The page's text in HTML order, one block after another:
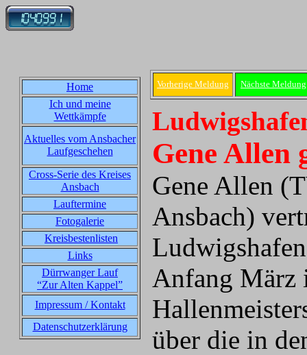
Home
Ich und meine
Wettkämpfe
Aktuelles vom Ansbacher
Laufgeschehen
Cross-Serie des Kreises
Ansbach
Lauftermine
Fotogalerie
Kreisbestenlisten
Links
Dürrwanger Lauf
“Zur Alten Kappel”
Impressum / Kontakt
Datenschutzerklärung
Vorherige Meldung Nächste Meldung
Gene Allen
Gene Allen
Ansbach)
Anfang März
über die in